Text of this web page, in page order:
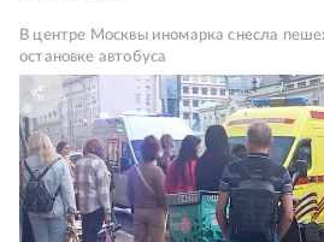
В центре Москвы иномарка снесла
остановке автобуса